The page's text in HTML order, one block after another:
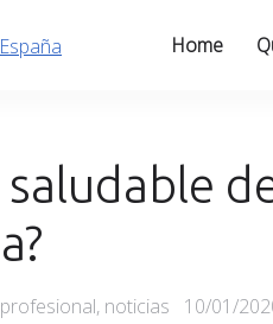
Home
saludable
, noticias
Posted
10/01/